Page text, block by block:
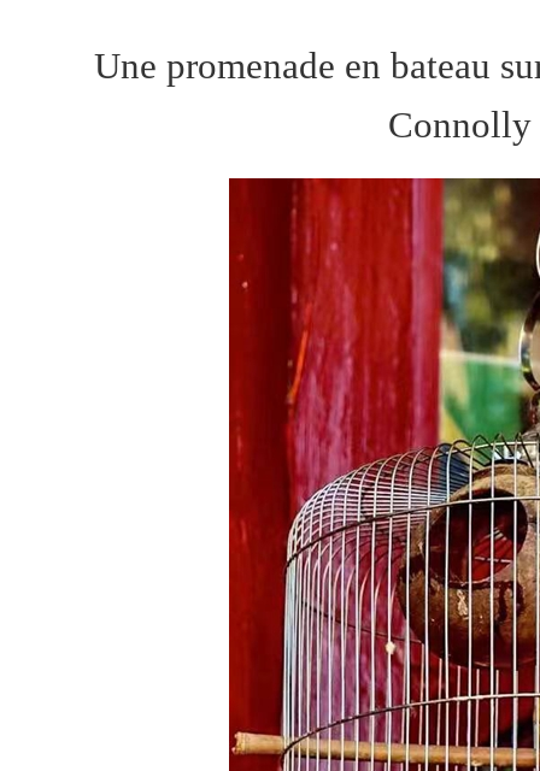
Une promenade en bateau
Connolly